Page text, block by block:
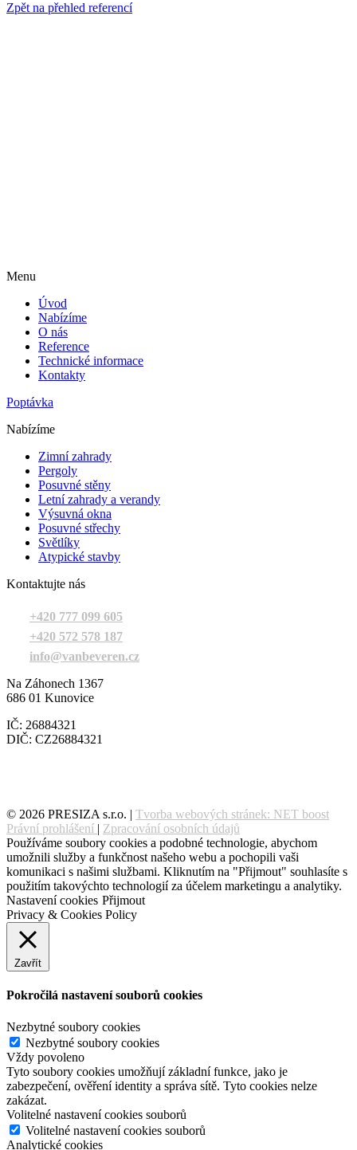
Zpět na přehled referencí
Menu
Úvod
Nabízíme
O nás
Reference
Technické informace
Kontakty
Poptávka
Nabízíme
Zimní zahrady
Pergoly
Posuvné stěny
Letní zahrady a verandy
Výsuvná okna
Posuvné střechy
Světlíky
Atypické stavby
Kontaktujte nás
+420 777 099 605
+420 572 578 187
info@vanbeveren.cz
Na Záhonech 1367
686 01 Kunovice
IČ: 26884321
DIČ: CZ26884321
© 2026 PRESIZA s.r.o. | Tvorba webových stránek: NET boost
Právní prohlášení | Zpracování osobních údajů
Používáme soubory cookies a podobné technologie, abychom
umožnili služby a funkčnost našeho webu a pochopili vaši
komunikaci s našimi službami. Kliknutím na "Přijmout" souhlasíte s
použitím takovýchto technologií za účelem marketingu a analytiky.
Nastavení cookies Přijmout
Privacy & Cookies Policy
Zavřít
Pokročilá nastavení souborů cookies
Nezbytné soubory cookies
Nezbytné soubory cookies
Vždy povoleno
Tyto soubory cookies umožňují základní funkce, jako je
zabezpečení, ověření identity a správa sítě. Tyto cookies nelze
zakázat.
Volitelné nastavení cookies souborů
Volitelné nastavení cookies souborů
Analytické cookies